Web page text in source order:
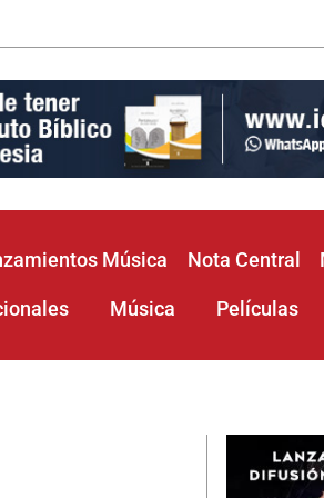
Música Nota Central
Música Películas